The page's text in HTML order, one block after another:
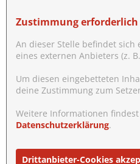
... nur noch 5 Wochen, hab Bock.
Zustimmung erforderlich
An dieser Stelle befindet
eines externen Anbieters (z.
Um diesen eingebetteten
deine Zustimmung zum
Weitere Informationen
Datenschutzerklärung.
Drittanbieter-Cookies